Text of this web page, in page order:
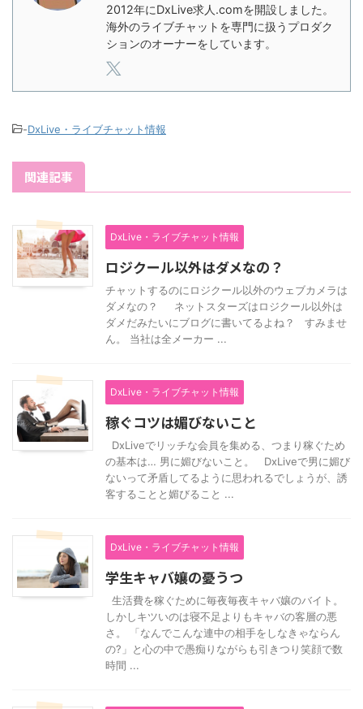
2012年にDxLive求人.comを開設しました。
海外のライブチャットを専門に扱うプロダク
ションのオーナーをしています。
-DxLive・ライブチャット情報
関連記事
DxLive・ライブチャット情報
ロジクール以外はダメなの？
チャットするのにロジクール以外のウェブカメラは
ダメなの？ ネットスターズはロジクール以外は
ダメだみたいにブログに書いてるよね？ すみませ
ん。 当社は全メーカー ...
DxLive・ライブチャット情報
稼ぐコツは媚びないこと
DxLiveでリッチな会員を集める、つまり稼ぐため
の基本は… 男に媚びないこと。 DxLiveで男に媚び
ないって矛盾してるように思われるでしょうが、誘
客することと媚びること ...
DxLive・ライブチャット情報
学生キャバ孃の憂うつ
生活費を稼ぐために毎夜毎夜キャバ孃のバイト。
しかしキツいのは寝不足よりもキャバの客層の悪
さ。 「なんでこんな連中の相手をしなきゃならん
の?」と心の中で愚痴りながらも引きつり笑顔で数
時間 ...